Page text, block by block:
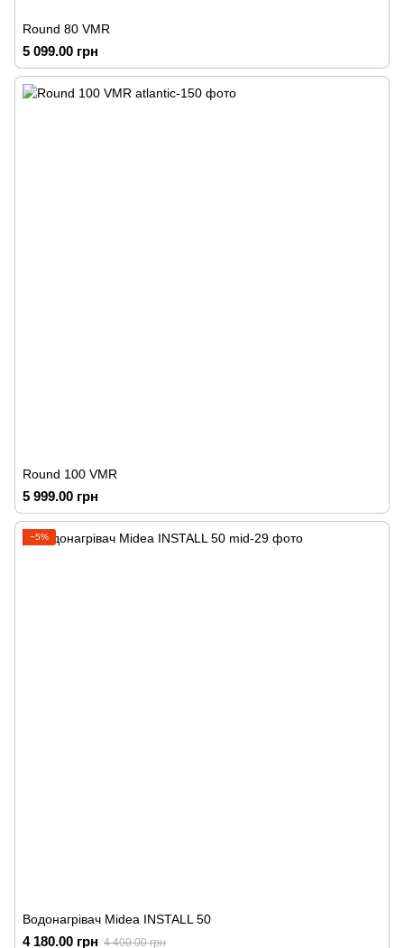
Round 80 VMR
5 099.00 грн
Round 100 VMR
5 999.00 грн
−5%
Водонагрівач Midea INSTALL 50
4 180.00 грн 4 400.00 грн